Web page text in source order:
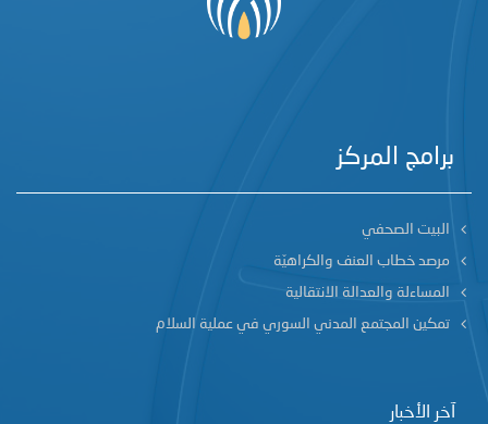
برامج المركز
البيت الصحفي
مرصد خطاب العنف والكراهيّة
المساءلة والعدالة الانتقالية
تمكين المجتمع المدني السوري في عملية السلام
آخر الأخبار